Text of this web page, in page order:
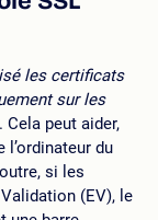
les certificats
sur les
peut aider,
du
si les
(EV), le